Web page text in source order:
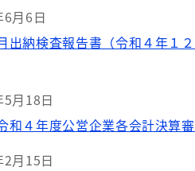
月6日
出納検査報告書（令和４年１
月18日
令和４年度公営企業各会計決算
月15日